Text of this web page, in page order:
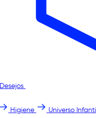
Higiene Universo Infantil